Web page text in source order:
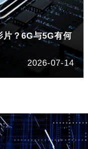
片？6G与5G有何
2026-07-14